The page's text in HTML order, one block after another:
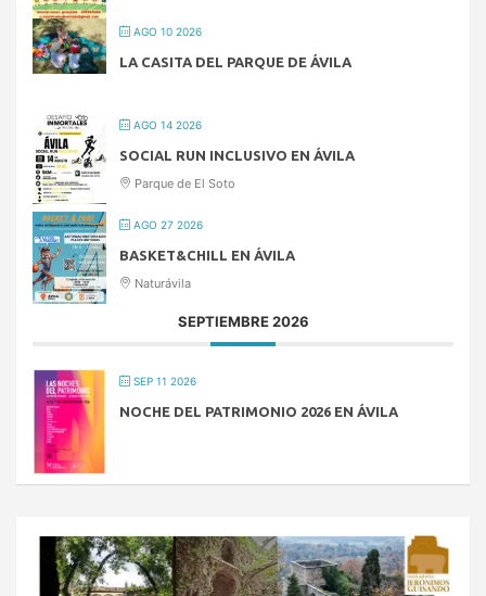
AGO 10 2026
LA CASITA DEL PARQUE DE ÁVILA
AGO 14 2026
SOCIAL RUN INCLUSIVO EN ÁVILA
Parque de El Soto
AGO 27 2026
BASKET&CHILL EN ÁVILA
Naturávila
SEPTIEMBRE 2026
SEP 11 2026
NOCHE DEL PATRIMONIO 2026 EN ÁVILA